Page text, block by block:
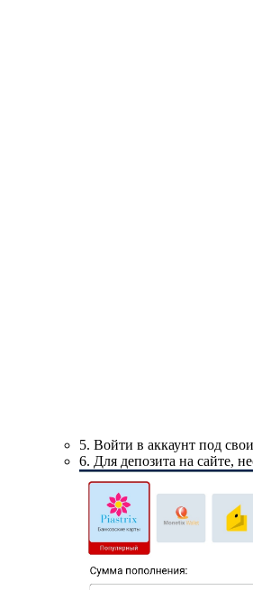
5. Войти в аккаунт под
6. Для депозита на сайте,